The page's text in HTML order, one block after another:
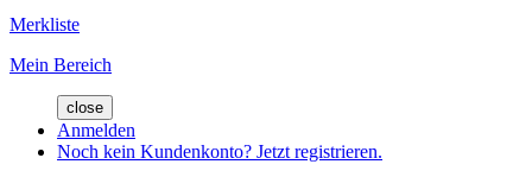
Merkliste
Mein Bereich
close
Anmelden
Noch kein Kundenkonto? Jetzt registrieren.